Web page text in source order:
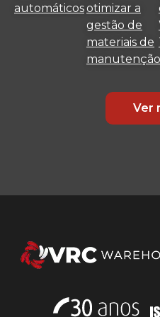
automáticosotimizar a
gestão de
materiais de
manutenção
Ver